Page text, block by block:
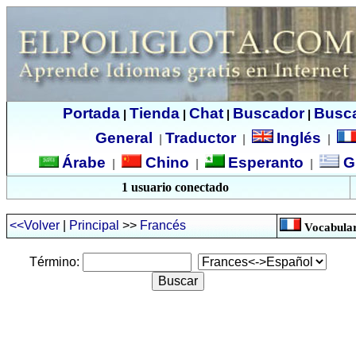
Portada| Tienda| Chat| Buscador|
General
Traductor| Inglés
Árabe Chino Esperanto
1 usuario conectado
<<Volver Principal >> Francés
Término: